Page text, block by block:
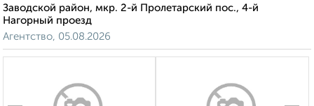
Заводской район, мкр. 2-й Пролетарский пос., 4-й
Нагорный проезд
Агентство, 05.08.2026